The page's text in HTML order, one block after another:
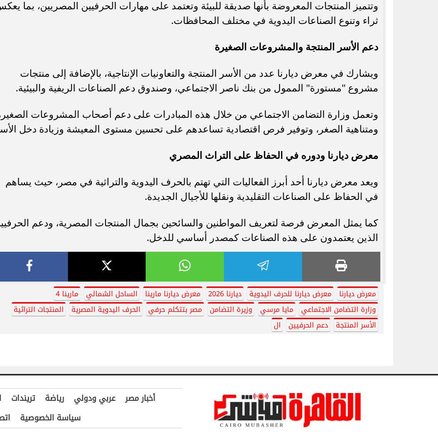
وتتميز المنتجات المعروضة بأنها صديقة للبيئة وتعتمد على مهارات الحرفيين المصريين، بما
ثراء وتنوع الصناعات اليدوية في مختلف المحافظات.
دعم الأسر المنتجة والمشروعات الصغيرة
ويشارك في معرض ديارنا عدد من الأسر المنتجة والتعاونيات الإنتاجية، بالإضافة إلى منتجات
مشروع "مستورة" الممول من بنك ناصر الاجتماعي، وصندوق دعم الصناعات الريفية والبيئية.
وتعمل وزارة التضامن الاجتماعي من خلال هذه المبادرات على دعم أصحاب المشروعات
ومتناهية الصغر، وتوفير فرص اقتصادية تساعدهم على تحسين مستوى المعيشة وزيادة دخل
معرض ديارنا ودوره في الحفاظ على التراث المصري
ويعد معرض ديارنا أحد أبرز الفعاليات التي تهتم بالحرف اليدوية والتراثية في مصر، حيث يساهم
في الحفاظ على الصناعات التقليدية ونقلها للأجيال الجديدة.
كما يمثل المعرض فرصة لتعريف المواطنين والسائحين بجمال المنتجات المصرية، ودعم
الذين يعتمدون على هذه الصناعات كمصدر أساسي للدخل.
معرض ديارنا معرض ديارنا للحرف اليدوية ديارنا 2026 معرض ديارنا مارينا الساحل الشمالي
مارينا 4
وزارة التضامن الاجتماعي
مايا مرسي وزيرة التضامن مصر بتتكلم حرفي الحرف اليدوية المصرية
المنتجات التراثية
الأسر المنتجة
دعم الحرفيين ال
أخبار مصر عربي ودولي رياضة تريندات
سياسة الخصوصية